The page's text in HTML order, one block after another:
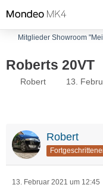
Mitglieder Showroom
Roberts 20VT
Robert 13.
Robert
13. Februar 2021 um 12:45